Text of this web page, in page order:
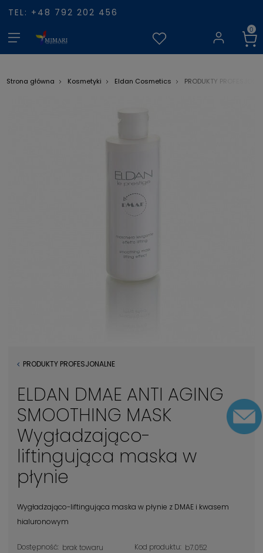
TEL: +48 792 202 456
Strona główna Kosmetyki Eldan Cosmetics PRODUKTY
PRODUKTY PROFESJONALNE
ELDAN DMAE ANTI AGING
SMOOTHING MASK
Wygładzająco-
liftingująca maska w
płynie
Wygładzająco-liftingująca maska w płynie z DMAE i kwasem
hialuronowym
Dostępność: brak towaru Kod produktu: b7.052